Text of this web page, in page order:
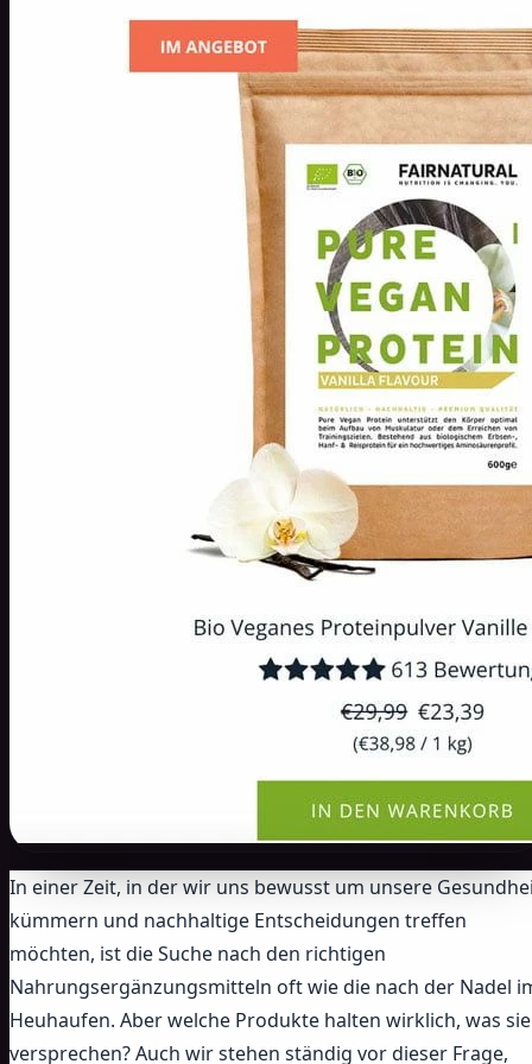
In einer Zeit, in der wir uns bewusst um unsere
kümmern und nachhaltige Entscheidungen treffen
möchten, ist die Suche nach den richtigen
Nahrungsergänzungsmitteln oft wie die nach der Nadel
Heuhaufen. Aber welche Produkte halten wirklich, was sie
versprechen? Auch wir stehen ständig vor dieser Frage,